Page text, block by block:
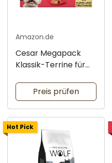
Amazon.de
Cesar Megapack
Klassik-Terrine für
Preis prüfen
Hot Pick